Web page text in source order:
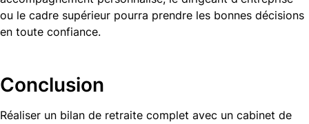
ou le cadre supérieur pourra prendre les bonnes décisions
en toute confiance.
Conclusion
Réaliser un bilan de retraite complet avec un cabinet de